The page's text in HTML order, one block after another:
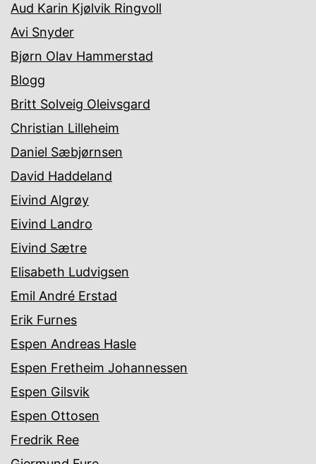
Aud Karin Kjølvik Ringvoll
Avi Snyder
Bjørn Olav Hammerstad
Blogg
Britt Solveig Oleivsgard
Christian Lilleheim
Daniel Sæbjørnsen
David Haddeland
Eivind Algrøy
Eivind Landro
Eivind Sætre
Elisabeth Ludvigsen
Emil André Erstad
Erik Furnes
Espen Andreas Hasle
Espen Fretheim Johannessen
Espen Gilsvik
Espen Ottosen
Fredrik Ree